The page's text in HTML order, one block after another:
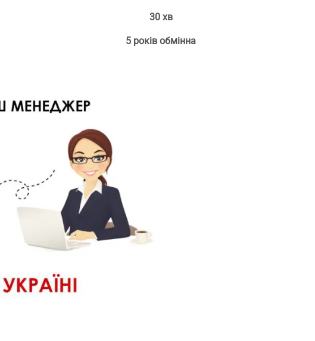
30 хв
5 років обмінна